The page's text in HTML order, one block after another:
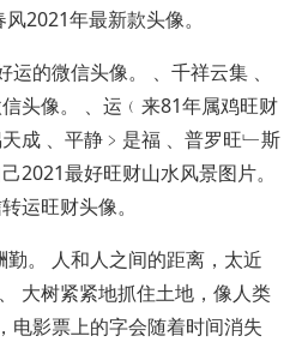
2021年最新款头像。
的微信头像。 、千祥云集 、
头像。 、运﹙来81年属鸡旺财
成 、平静﹥是福 、普罗旺﹂斯
2021最好旺财山水风景图片。
运旺财头像。
。 人和人之间的距离，太近
大树紧紧地抓住土地，像人类
电影票上的字会随着时间消失